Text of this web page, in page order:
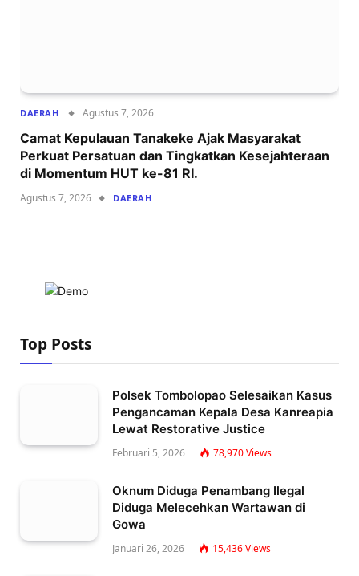
DAERAH Agustus 7, 2026
Camat Kepulauan Tanakeke Ajak Masyarakat
Perkuat Persatuan dan Tingkatkan Kesejahteraan
di Momentum HUT ke-81 RI.
Agustus 7, 2026 DAERAH
Top Posts
Polsek Tombolopao Selesaikan Kasus
Pengancaman Kepala Desa Kanreapia
Lewat Restorative Justice
Februari 5, 2026 78,970Views
Oknum Diduga Penambang Ilegal
Diduga Melecehkan Wartawan di
Gowa
Januari 26, 2026 15,436Views